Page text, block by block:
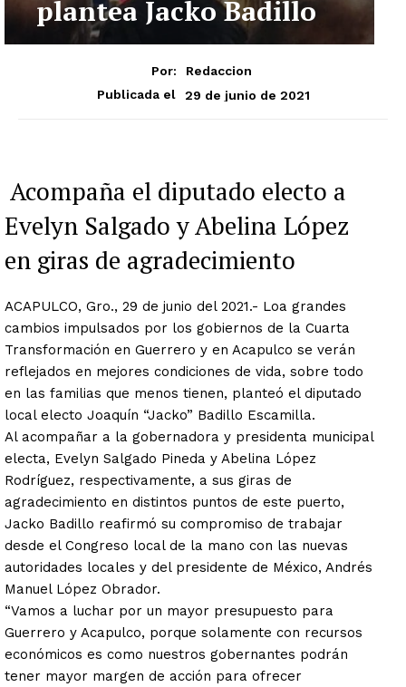
plantea Jacko Badillo
Por:
Redaccion
Publicada el
29 de junio de 2021
Acompaña el diputado electo a
Evelyn Salgado y Abelina López
en giras de agradecimiento
ACAPULCO, Gro., 29 de junio del 2021.- Loa grandes
cambios impulsados por los gobiernos de la Cuarta
Transformación en Guerrero y en Acapulco se verán
reflejados en mejores condiciones de vida, sobre todo
en las familias que menos tienen, planteó el diputado
local electo Joaquín “Jacko” Badillo Escamilla.
Al acompañar a la gobernadora y presidenta municipal
electa, Evelyn Salgado Pineda y Abelina López
Rodríguez, respectivamente, a sus giras de
agradecimiento en distintos puntos de este puerto,
Jacko Badillo reafirmó su compromiso de trabajar
desde el Congreso local de la mano con las nuevas
autoridades locales y del presidente de México, Andrés
Manuel López Obrador.
“Vamos a luchar por un mayor presupuesto para
Guerrero y Acapulco, porque solamente con recursos
económicos es como nuestros gobernantes podrán
tener mayor margen de acción para ofrecer